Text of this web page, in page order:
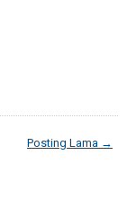
Posting Lama →